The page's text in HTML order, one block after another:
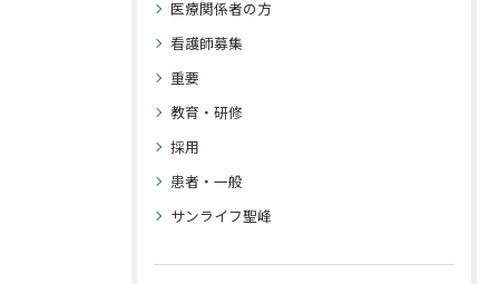
医療関係者の方
看護師募集
重要
教育・研修
採用
患者・一般
サンライフ聖峰